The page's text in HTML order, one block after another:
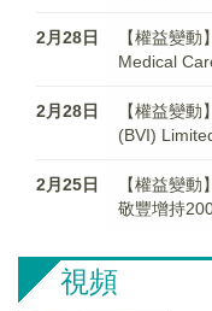
2月28日
【權益變
Medical
2月28日
【權益變
(BVI)
2月25日
【權益變
敬豐增持
視頻